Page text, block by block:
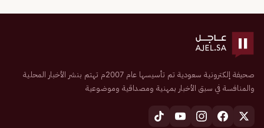
صحيفة إلكترونية سعودية تم تأسيسها عام 2007م تهتم بنشر الأخبار المحلية
والمنافسة في سبق الأخبار بمهنية ومصداقية وموضوعية